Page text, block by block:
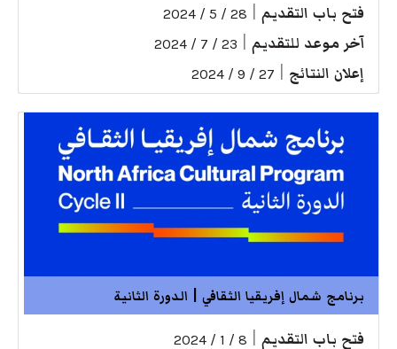
فتح باب التقديم 28 / 5 / 2024
آخر موعد للتقديم 23 / 7 / 2024
إعلان النتائج 27 / 9 / 2024
برنامج شمال إفريقيا الثقافي | الدورة الثانية
فتح باب التقديم 8 / 1 / 2024